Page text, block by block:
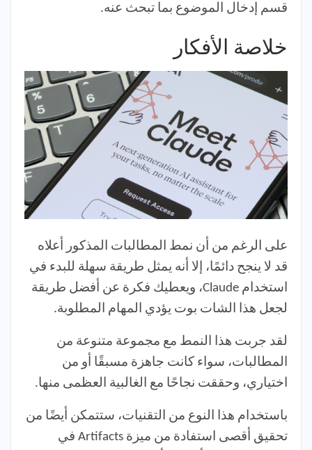
قسم إدخال الموضوع بما تبحث عنه.
خلاصة الأفكار
على الرغم من أن نمط المطالبات المذكور أعلاه
قد لا ينجح دائمًا، إلا أنه يمثل طريقة سهلة للبدء في
استخدام Claude، ويعطيك فكرة عن أفضل طريقة
لجعل هذا الشات بوت يؤدي المهام المطلوبة.
لقد جربت هذا النمط مع مجموعة متنوعة من
المطالبات، سواء كانت جاهزة مسبقًا أو من
اختياري، وحققت نجاحًا مع الغالبية العظمى منها.
باستخدام هذا النوع من التقنيات، ستتمكن أيضًا من
تحقيق أقصى استفادة من ميزة Artifacts في